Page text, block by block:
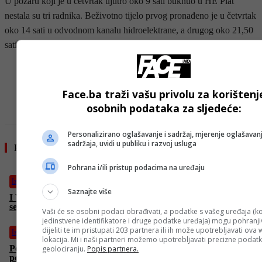
nestala su tri radnika. Beživotno tijelo prvog pronađeno je u četvrtak
oko 14 sati u odvodnom kanalu hidroelektrane, a drugog oko 21,50
sati na obali mora u Cavtatu. Za trećim se još traga.
- OGLAS -
Pročitajte još
Izdvojeno
I Vučić iznio svoju prognozu: Nadam se da neće, ali mislim da
se Amerikanci pripremaju za napad
Izdvojeno
Požar na području Makarske podmetnut, policija traga za
počiniteljima
Face.ba traži vašu privolu za
osobnih podataka za sljedeće:
Personalizirano oglašavanje i sadržaj, mjerenje
sadržaja, uvidi u publiku i razvoj usluga
Pohrana i/ili pristup podacima na uređaju
Saznajte više
Vaši će se osobni podaci obrađivati, a podatke s vašeg uređaja
jedinstvene identifikatore i druge podatke uređaja) mogu
dijeliti te im pristupati 203 partnera ili ih može upotrebljavati ova
lokacija. Mi i naši partneri možemo upotrebljavati precizne
geolociranju. Popis partnera.